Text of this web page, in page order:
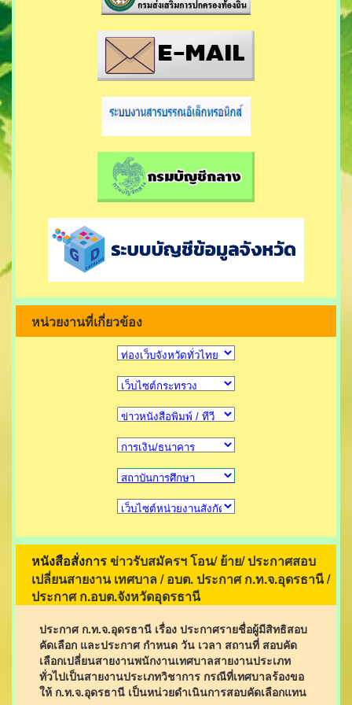
หน่วยงานที่เกี่ยวข้อง
หนังสือสั่งการ ข่าวรับสมัครฯ โอน/ ย้าย/ ประกาศสอบ
เปลี่ยนสายงาน เทศบาล / อบต. ประกาศ ก.ท.จ.อุดรธานี /
ประกาศ ก.อบต.จังหวัดอุดรธานี
ประกาศ ก.ท.จ.อุดรธานี เรื่อง ประกาศรายชื่อผู้มีสิทธิสอบ
คัดเลือก และประกาศ กำหนด วัน เวลา สถานที่ สอบคัด
เลือกเปลี่ยนสายงานพนักงานเทศบาลสายงานประเภท
ทั่วไปเป็นสายงานประเภทวิชาการ กรณีที่เทศบาลร้องขอ
ให้ ก.ท.จ.อุดรธานี เป็นหน่วยดำเนินการสอบคัดเลือกแทน